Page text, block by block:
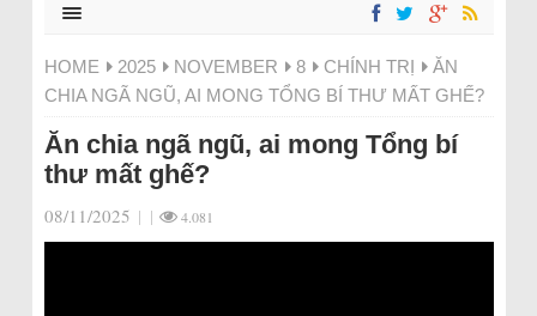
HOME 2025 NOVEMBER 8 CHÍNH TRỊ
ĂN
CHIA NGÃ NGŨ, AI MONG TỔNG BÍ THƯ MẤT GHẾ?
Ăn chia ngã ngũ, ai mong Tổng bí
thư mất ghế?
08/11/2025 | | 4.081